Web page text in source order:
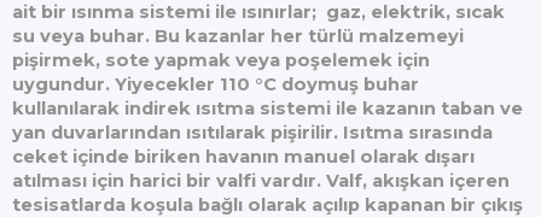
ait bir ısınma sistemi ile ısınırlar; gaz, elektrik, sıcak
su veya buhar. Bu kazanlar her türlü malzemeyi
pişirmek, sote yapmak veya poşelemek için
uygundur. Yiyecekler 110 °C doymuş buhar
kullanılarak indirek ısıtma sistemi ile kazanın taban ve
yan duvarlarından ısıtılarak pişirilir. Isıtma sırasında
ceket içinde biriken havanın manuel olarak dışarı
atılması için harici bir valfi vardır. Valf, akışkan içeren
tesisatlarda koşula bağlı olarak açılıp kapanan bir çıkış